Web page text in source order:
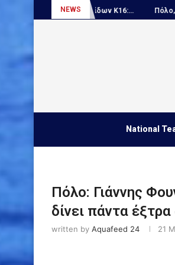
NEWSΠόλο, Ευρωπαϊκό
National
Πόλο: Γιάννης
δίνει πάντα
written by Aquafeed 24 21